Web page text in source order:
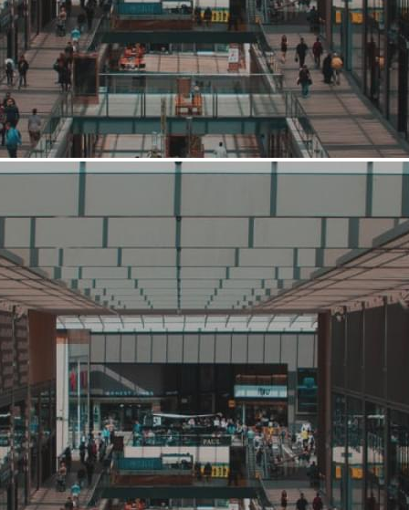
Средний
Связаться с ритейлером Узнать планы развития ритейлера
ресторанов, уступающей по размаху только McDonald’s.
Рестораны Burger King работают во всех 50 штатах США, и
еще в 56 государствах по всему миру.
8286 (+3)
Навигация
О ритейлере
О компании
Информация о развитии ритейлера
Где представлена ТС
Контакты
Новости торговой сети
О ритейлере Burger King